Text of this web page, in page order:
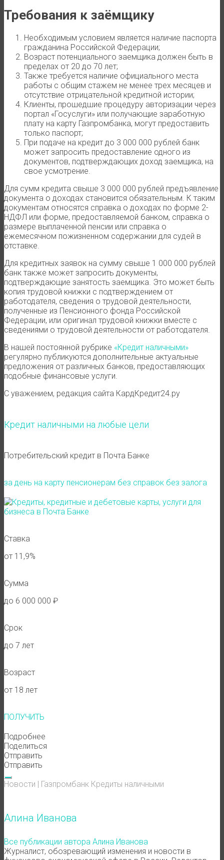
Требования к заёмщику
Необходимым условием является наличие паспорта
гражданина Российской Федерации;
Возраст потенциального заемщика должен быть в
пределах от 20 до 70 лет;
Также требуется наличие официального места
работы с общим стажем не менее трех месяцев и
отсутствие отрицательной кредитной истории;
Клиенты, прошедшие процедуру авторизации через
портал «Госуслуги» или получающие заработную
плату на карту Газпромбанка, могут предоставить
только паспорт;
При подаче на кредит до 3 000 000 рублей банк
может запросить предоставление одного из
документов, подтверждающих доход заемщика, на
свое усмотрение.
Для сумм кредита свыше 3 000 000 рублей предъявление
документа о доходах становится обязательным. К таким
документам относятся справка о доходах по форме 2-
НДФЛ или форме, предоставляемой банком, справка о
размере выплаченной пенсии или справка о
ежемесячном пожизненном содержании для судей в
отставке.
Для кредитных заявок на сумму свыше 1 000 000 рублей
банк также может запросить документы,
подтверждающие занятость заемщика. Это может быть
копия трудовой книжки с подтверждением от
работодателя, сведения о трудовой деятельности,
полученные из Пенсионного фонда Российской
Федерации, или оригинал трудовой книжки вместе с
сведениями о трудовой деятельности от работодателя.
В нашей постоянной рубрике «Кредит наличными»
регулярно публикуются дополнительные актуальные
предложения от различных банков, предоставляющих
подобные финансовые услуги.
С уважением, редакция сайта КардКредит24.ру
Кредит наличными на любые цели
Потребительский кредит в Почта Банке
за день на карту пенсионерам без справок без залога
Ставка
от 11,9%
Сумма
до 6 000 000 ₽
Срок
до 7 лет
Возраст
от 18 лет
ПОЛУЧИТЬ
Подробнее
Поделиться
Отправить
Отправить
Новости | Газпромбанк Кредиты наличными
Алина Иванова
Все публикации автора Алина Иванова
Журналист, обозревающий изменения и новости в